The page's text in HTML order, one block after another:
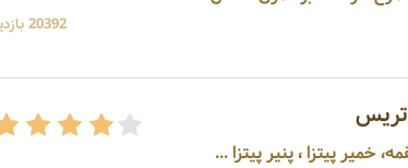
20392 بازدید
پیتزا ، پنیر پیتزا ...